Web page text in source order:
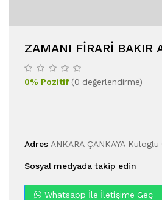
ZAMANI FIRARI BAKIR
0% Pozitif(0 değerlendirme)
Adres ANKARA ÇANKAYA
Sosyal medyada takip edin
Whatsapp İle İletişime Geç